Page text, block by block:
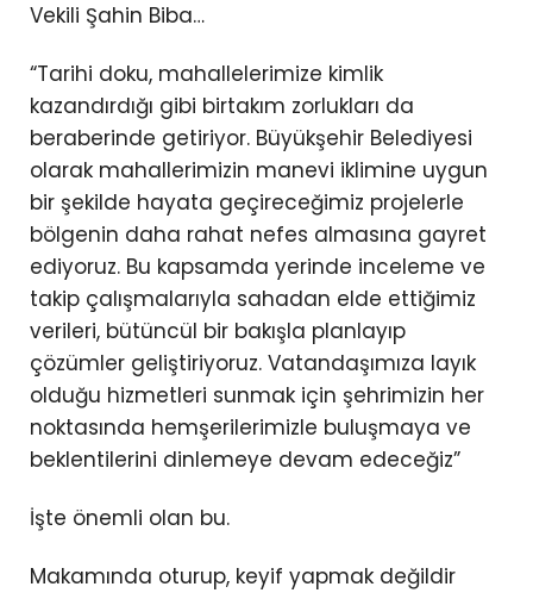
Vekili Şahin Biba…
“Tarihi doku, mahallelerimize kimlik
kazandırdığı gibi birtakım zorlukları da
beraberinde getiriyor. Büyükşehir Belediyesi
olarak mahallerimizin manevi iklimine uygun
bir şekilde hayata geçireceğimiz projelerle
bölgenin daha rahat nefes almasına gayret
ediyoruz. Bu kapsamda yerinde inceleme ve
takip çalışmalarıyla sahadan elde ettiğimiz
verileri, bütüncül bir bakışla planlayıp
çözümler geliştiriyoruz. Vatandaşımıza layık
olduğu hizmetleri sunmak için şehrimizin her
noktasında hemşerilerimizle buluşmaya ve
beklentilerini dinlemeye devam edeceğiz”
İşte önemli olan bu.
Makamında oturup, keyif yapmak değildir